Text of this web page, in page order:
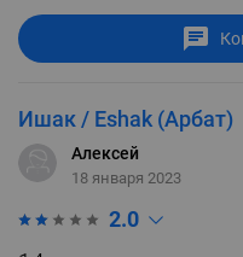
Ишак / Eshak (Арбат)
Алексей
18 января 2023
2.0